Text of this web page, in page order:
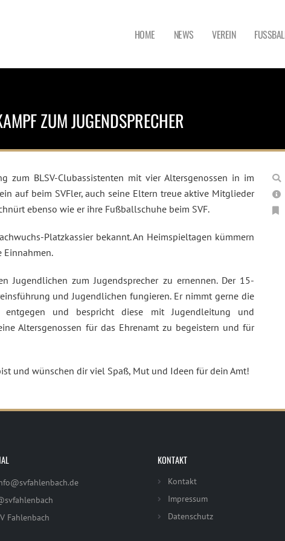
HOME NEWS VEREIN FUSSBALL
ZUM JUGENDSPRECHER
zum BLSV-Clubassistenten mit vier Altersgenossen in im
auf beim SVFler, auch seine Eltern treue aktive Mitglieder
ebenso wie er ihre Fußballschuhe beim SVF.
Platzkassier bekannt. An Heimspieltagen kümmern
Einnahmen.
Jugendlichen zum Jugendsprecher zu ernennen. Der 15-
und Jugendlichen fungieren. Er nimmt gerne die
entgegen und bespricht diese mit Jugendleitung und
Altersgenossen für das Ehrenamt zu begeistern und für
und wünschen dir viel Spaß, Mut und Ideen für dein Amt!
Fahlenbach
KONTAKT
Kontakt
Impressum
Datenschutz